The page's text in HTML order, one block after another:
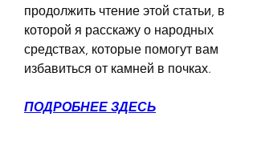
продолжить чтение этой статьи, в
которой я расскажу о народных
средствах, которые помогут вам
избавиться от камней в почках.
ПОДРОБНЕЕ ЗДЕСЬ